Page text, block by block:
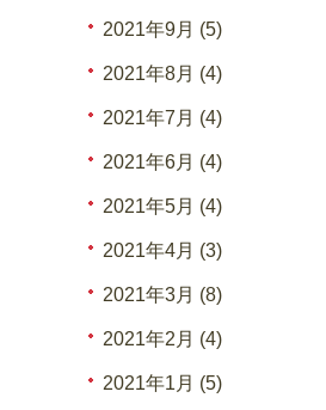
2021年9月 (5)
2021年8月 (4)
2021年7月 (4)
2021年6月 (4)
2021年5月 (4)
2021年4月 (3)
2021年3月 (8)
2021年2月 (4)
2021年1月 (5)